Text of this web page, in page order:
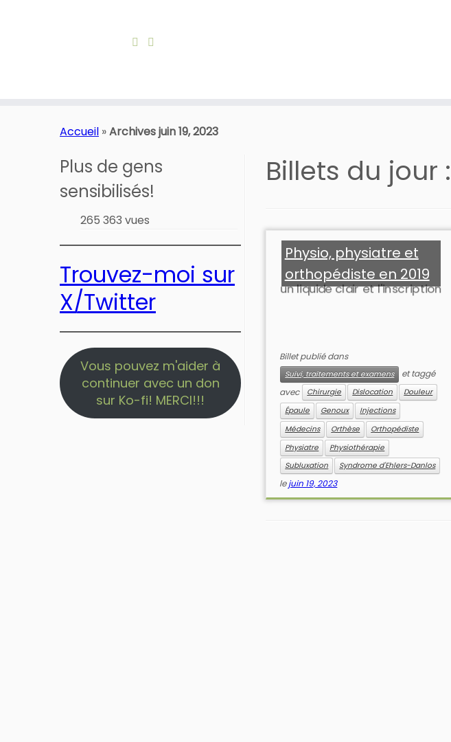
Accueil »Archives juin 19, 2023
Plus de gens
sensibilisés!
265 363 vues
Trouvez-moi sur
X/Twitter
Vous pouvez m'aider à
continuer avec un don
sur Ko-fi! MERCI!!!
Billets du jour :
Physio, physiatre et
orthopédiste en 2019
Billet publié dans
Suivi, traitements et examens
et taggé
avec
Chirurgie Dislocation
Douleur
Épaule
Genoux
Injections
Médecins
Orthèse
Orthopédiste
Physiatre
Physiothérapie
Subluxation
Syndrome d'Ehlers-Danlos
lejuin 19, 2023